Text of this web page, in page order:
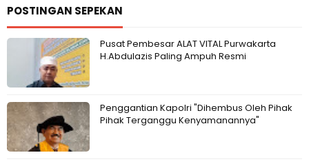
POSTINGAN SEPEKAN
Pusat Pembesar ALAT VITAL Purwakarta
H.Abdulazis Paling Ampuh Resmi
Penggantian Kapolri "Dihembus Oleh Pihak
Pihak Terganggu Kenyamanannya"